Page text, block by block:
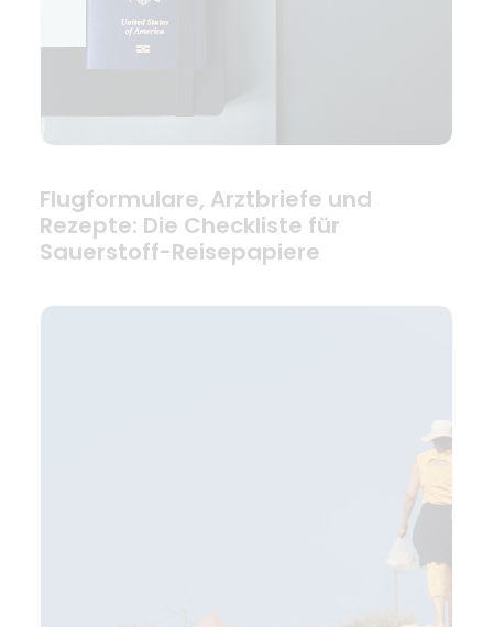
Flugformulare, Arztbriefe und
Rezepte: Die Checkliste für
Sauerstoff-Reisepapiere